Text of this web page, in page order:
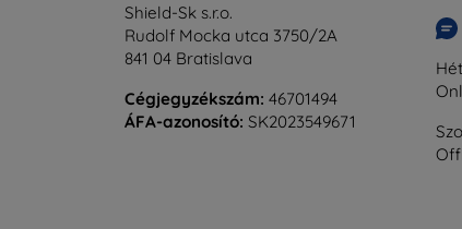
Shield-Sk s.r.o.
Rudolf Mocka utca 3750/2A
841 04 Bratislava
Cégjegyzékszám: 46701494
ÁFA-azonosító: SK2023549671